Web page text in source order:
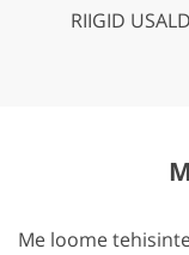
RIIGID
Me loome